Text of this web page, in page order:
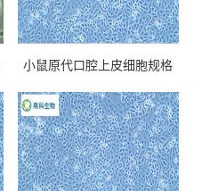
小鼠原代口腔上皮细胞规格